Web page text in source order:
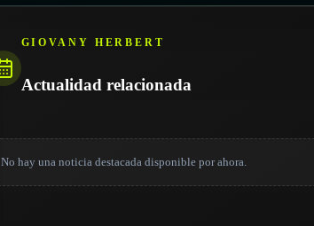
GIOVANY HERBERT
Actualidad relacionada
No hay una noticia destacada disponible por ahora.